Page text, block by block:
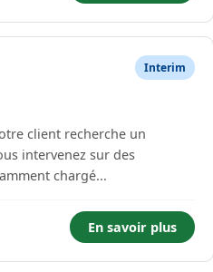
Interim
intervenez sur des
titre, vous êtes notamment chargé...
En savoir plus